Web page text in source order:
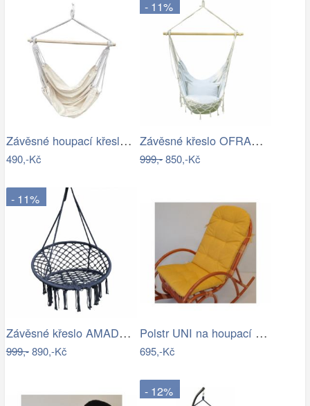
Závěsné houpací křeslo Cozyz béžová
490,-Kč
- 11%
Závěsné křeslo OFRAME Tempo Kondela
999,-850,-Kč
- 11%
Závěsné křeslo AMADO 2 NEW Tempo Kondela
999,-890,-Kč
Polstr UNI na houpací křeslo - žlutý…
695,-Kč
- 12%